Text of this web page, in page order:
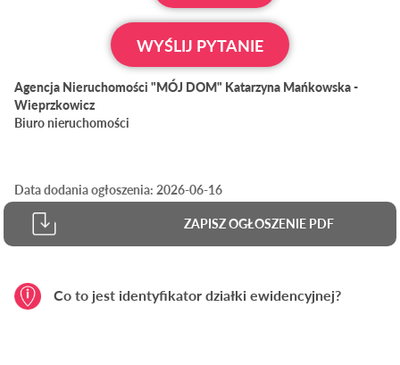
Co to jest identyfikator działki ewidencyjnej?
WYŚLIJ PYTANIE
Agencja Nieruchomości "MÓJ DOM" Katarzyna Mańkowska -
Wieprzkowicz
Biuro nieruchomości
Data dodania ogłoszenia: 2026-06-16
ZAPISZ OGŁOSZENIE PDF